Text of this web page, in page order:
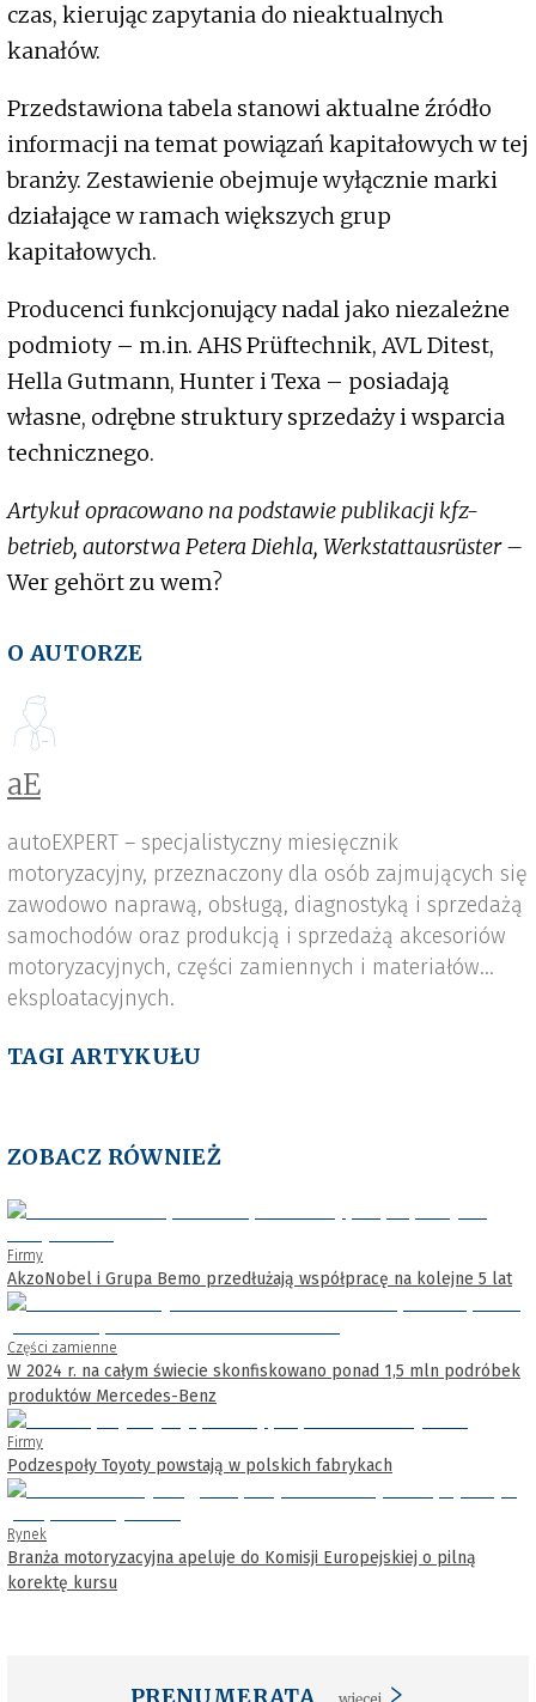
czas, kierując zapytania do nieaktualnych
kanałów.
Przedstawiona tabela stanowi aktualne źródło
informacji na temat powiązań kapitałowych w tej
branży. Zestawienie obejmuje wyłącznie marki
działające w ramach większych grup
kapitałowych.
Producenci funkcjonujący nadal jako niezależne
podmioty – m.in. AHS Prüftechnik, AVL Ditest,
Hella Gutmann, Hunter i Texa – posiadają
własne, odrębne struktury sprzedaży i wsparcia
technicznego.
Artykuł opracowano na podstawie publikacji kfz-
betrieb, autorstwa Petera Diehla, Werkstattausrüster –
Wer gehört zu wem?
O AUTORZE
aE
autoEXPERT – specjalistyczny miesięcznik
motoryzacyjny, przeznaczony dla osób zajmujących się
zawodowo naprawą, obsługą, diagnostyką i sprzedażą
samochodów oraz produkcją i sprzedażą akcesoriów
motoryzacyjnych, części zamiennych i materiałów
eksploatacyjnych.
TAGI ARTYKUŁU
ZOBACZ RÓWNIEŻ
Firmy
AkzoNobel i Grupa Bemo przedłużają współpracę na kolejne 5 lat
Części zamienne
W 2024 r. na całym świecie skonfiskowano ponad 1,5 mln podróbek
produktów Mercedes-Benz
Firmy
Podzespoły Toyoty powstają w polskich fabrykach
Rynek
Branża motoryzacyjna apeluje do Komisji Europejskiej o pilną
korektę kursu